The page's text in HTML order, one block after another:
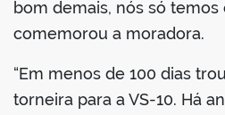
bom demais, nós só temos
comemorou a moradora.
“Em menos de 100 dias
torneira para a VS-10. Há